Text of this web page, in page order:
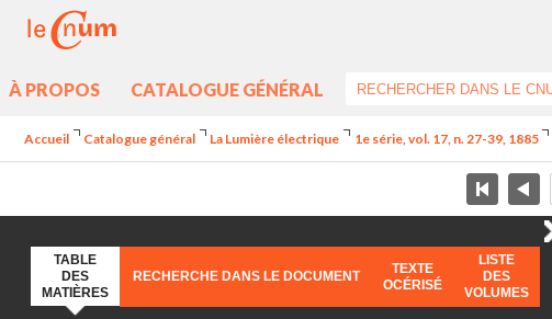
À PROPOS CATALOGUE GÉNÉRAL
Accueil Catalogue général La Lumière électrique 1e série, vol. 17, n. 27-39, 1885
TABLE
DES
MATIÈRES
RECHERCHE DANS LE DOCUMENT
TEXTE
OCÉRISÉ
LISTE
DES
VOLUMES